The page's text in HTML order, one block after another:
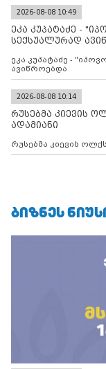
კონტროლს
მილიტარიზაციის
ფაქტობრივი
2026-08-08 10:49
ეკა კუპატაძე -
სექსუალურად
ეკა კუპატაძე -
ავიწროებდა
2026-08-08 10:14
რუსებმა კიევის
ადამიანი
რუსებმა კიევის
ᲑᲘᲖᲜᲔᲡ